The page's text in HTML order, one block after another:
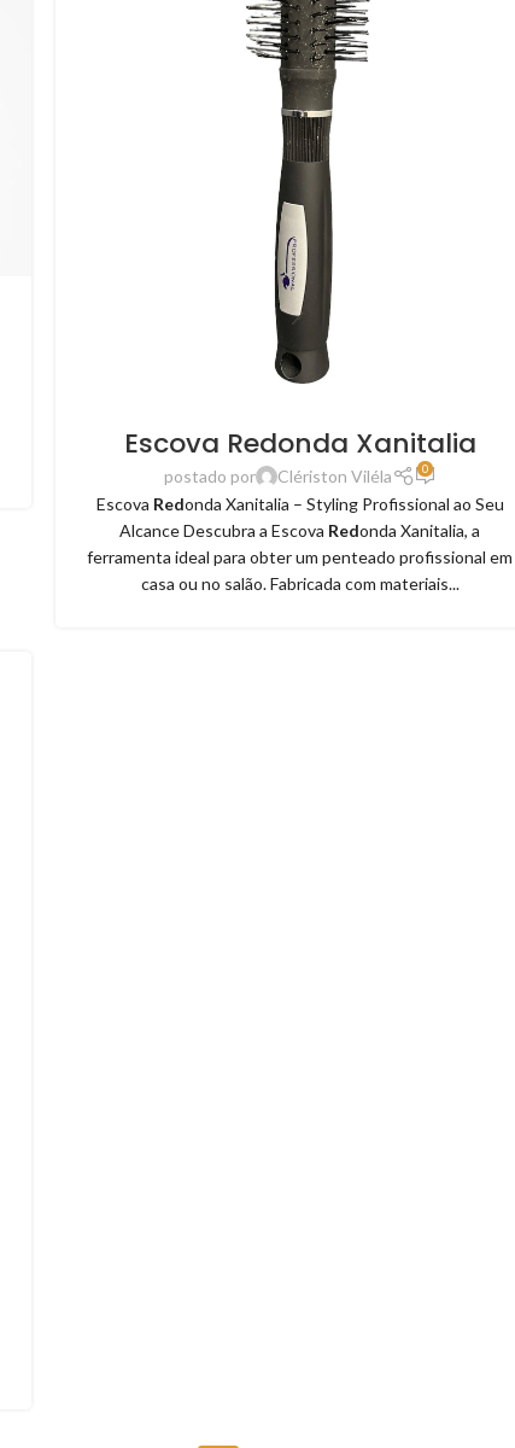
Escova Redonda Xanitalia
postado por Clériston Viléla 0
Escova Redonda Xanitalia – Styling Profissional ao Seu
Alcance Descubra a Escova Redonda Xanitalia, a
ferramenta ideal para obter um penteado profissional em
casa ou no salão. Fabricada com materiais...